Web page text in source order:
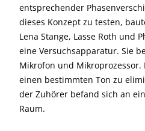
entsprechender
dieses Konzept zu testen,
Lena Stange, Lasse Roth und
eine Versuchsapparatur. Sie
Mikrofon und Mikro­prozessor.
einen bestimmten Ton zu
der Zuhörer befand sich an
Raum.